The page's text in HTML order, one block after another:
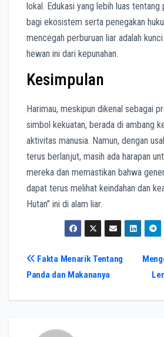
lokal. Edukasi yang lebih luas tentang
bagi ekosistem serta penegakan
mencegah perburuan liar adalah
hewan ini dari kepunahan.
Kesimpulan
Harimau, meskipun dikenal sebagai
simbol kekuatan, berada di ambang
aktivitas manusia. Namun, dengan
terus berlanjut, masih ada harapan
mereka dan memastikan bahwa
dapat terus melihat keindahan dan
Hutan” ini di alam liar.
Post
navigation
Fakta Menarik Tentang
Panda dan Makananya